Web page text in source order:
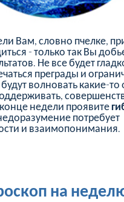
- только так Вы
Не все будет
преграды и
волновать какие-
недели проявите
потребует
и взаимопонимания.
на